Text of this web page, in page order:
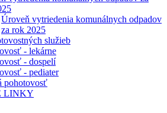
Úroveň vytriedenia komunálnych odpadov
za rok 2025
služieb
- lekárne
- dospelí
- pediater
pohotovosť
LINKY